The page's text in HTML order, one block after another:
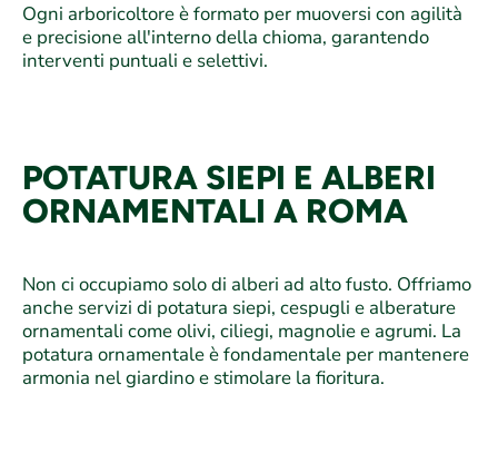
Ogni arboricoltore è formato per muoversi con agilità
e precisione all'interno della chioma, garantendo
interventi puntuali e selettivi.
POTATURA SIEPI E ALBERI
ORNAMENTALI A ROMA
Non ci occupiamo solo di alberi ad alto fusto. Offriamo
anche servizi di potatura siepi, cespugli e alberature
ornamentali come olivi, ciliegi, magnolie e agrumi. La
potatura ornamentale è fondamentale per mantenere
armonia nel giardino e stimolare la fioritura.